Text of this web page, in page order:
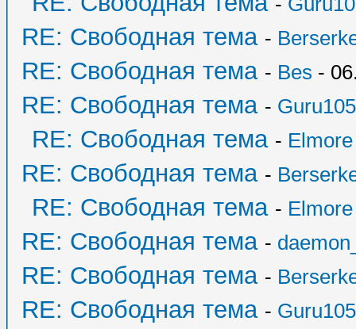
RE: Свободная тема -
RE: Свободная тема - Bes -
RE: Свободная тема - Guru105
RE: Свободная тема - Elmore
RE: Свободная тема -
RE: Свободная тема - Elmore
RE: Свободная тема -
RE: Свободная тема -
RE: Свободная тема - Guru105